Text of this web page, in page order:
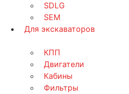
SDLG
SEM
Для экскаваторов
КПП
Двигатели
Кабины
Фильтры